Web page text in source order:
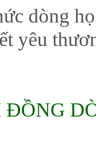
dòng
yêu